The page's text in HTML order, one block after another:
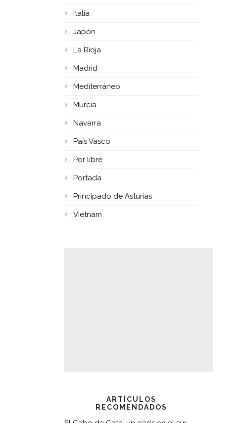
Italia
Japón
La Rioja
Madrid
Mediterráneo
Murcia
Navarra
País Vasco
Por libre
Portada
Principado de Asturias
Vietnam
ARTÍCULOS
RECOMENDADOS